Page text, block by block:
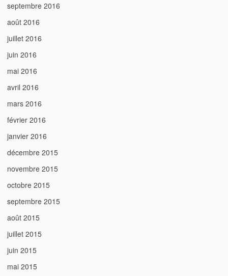
septembre 2016
août 2016
juillet 2016
juin 2016
mai 2016
avril 2016
mars 2016
février 2016
janvier 2016
décembre 2015
novembre 2015
octobre 2015
septembre 2015
août 2015
juillet 2015
juin 2015
mai 2015